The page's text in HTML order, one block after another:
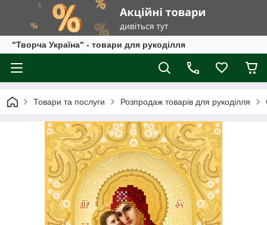
"Творча Україна" - товари для рукоділля
Товари та послуги Розпродаж товарів для рукоділля